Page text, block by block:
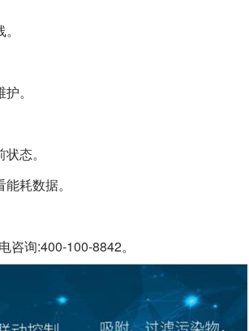
。
态。
耗数据。
询:400-100-8842。